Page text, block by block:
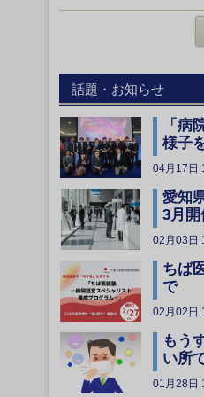
話題・お知らせ
「病
様子
04月17日
愛知
3月開
02月03日
ちば
で
02月02日
もう
い所
01月28日